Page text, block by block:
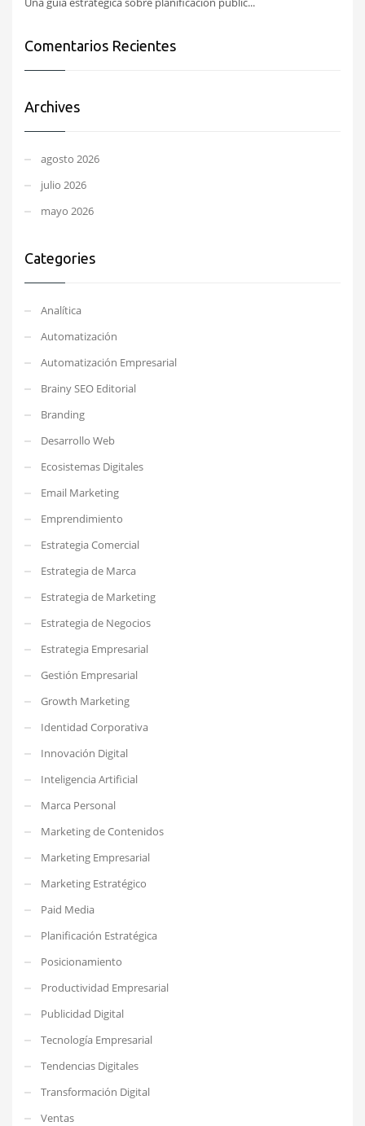
Comentarios Recientes
Archives
agosto 2026
julio 2026
mayo 2026
Categories
Analítica
Automatización
Automatización Empresarial
Brainy SEO Editorial
Branding
Desarrollo Web
Ecosistemas Digitales
Email Marketing
Emprendimiento
Estrategia Comercial
Estrategia de Marca
Estrategia de Marketing
Estrategia de Negocios
Estrategia Empresarial
Gestión Empresarial
Growth Marketing
Identidad Corporativa
Innovación Digital
Inteligencia Artificial
Marca Personal
Marketing de Contenidos
Marketing Empresarial
Marketing Estratégico
Paid Media
Planificación Estratégica
Posicionamiento
Productividad Empresarial
Publicidad Digital
Tecnología Empresarial
Tendencias Digitales
Transformación Digital
Ventas